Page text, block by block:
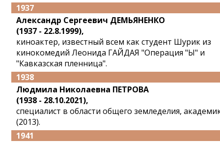
1937
Александр Сергеевич ДЕМЬЯНЕНКО
(1937 - 22.8.1999),
киноактер, известный всем как студент Шурик из
кинокомедий Леонида ГАЙДАЯ "Операция "Ы" и
"Кавказская пленница".
1938
Людмила Николаевна ПЕТРОВА
(1938 - 28.10.2021),
специалист в области общего земледелия,
(2013).
1941